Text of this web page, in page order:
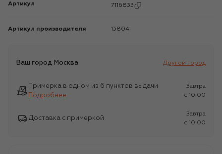
Артикул 7116833
Артикул производителя 13804
Ваш город Москва Другой город
Примерка в одном из 6 пунктов выдачи
Подробнее
Завтра
c 10:00
Доставка с примеркой
Завтра
c 10:00